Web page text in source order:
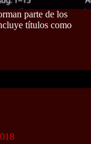
parte de los
títulos como